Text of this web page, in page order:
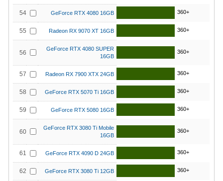
54 GeForce RTX 4080 16GB 360+
55 Radeon RX 9070 XT 16GB 360+
56
GeForce RTX 4080 SUPER
16GB
360+
57 Radeon RX 7900 XTX 24GB 360+
58 GeForce RTX 5070 Ti 16GB 360+
59 GeForce RTX 5080 16GB 360+
60
GeForce RTX 3080 Ti Mobile
16GB
360+
61 GeForce RTX 4090 D 24GB 360+
62 GeForce RTX 3080 Ti 12GB 360+